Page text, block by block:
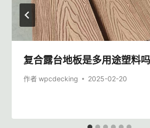
复合露台地板是多用途塑料吗
作者 wpcdecking 2025-02-20